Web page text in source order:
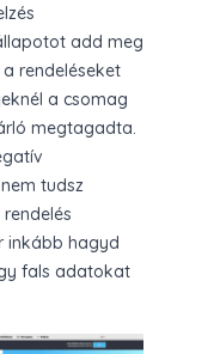
add meg
rendeléseket
a csomag
megtagadta.
tudsz
inkább hagyd
fals adatokat